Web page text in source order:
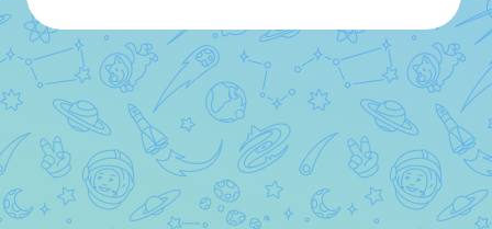
Движения Первых сделали памятное фото с
заслуженным мастером спорта,
трехкратным чемпионом мира по биатлону
Иваном Юрьевичем Черезовым!
#ПервыеУдмуртии #школа70ижевск
#ПервыеИжевска #Первыешколы70
#КалендарьПервых #НавигаторыДетства18
#ПервичкаВДеле #ДвижениеПервых